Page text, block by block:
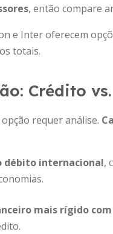
, então compare
e Inter oferecem
totais.
Crédito
requer análise.
débito internacional,
mais rígido